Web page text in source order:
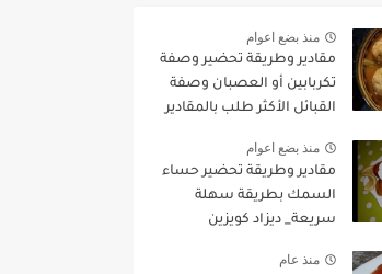
منذ بضع اعوام
مقادير وطريقة تحضير وصفة
تكربابين أو العصبان وصفة
القبائل الأكثر طلب بالمقادير
منذ بضع اعوام
مقادير وطريقة تحضير حساء
السمك بطريقة سهلة
سريعة_ ديزاد كويزين
منذ عام